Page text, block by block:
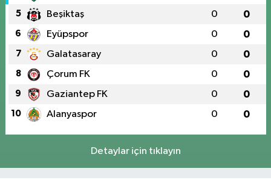
5 Beşiktaş 0 0
6 Eyüpspor 0 0
7 Galatasaray 0 0
8 Çorum FK 0 0
9 Gaziantep FK 0 0
10 Alanyaspor 0 0
Detaylar için tıklayın